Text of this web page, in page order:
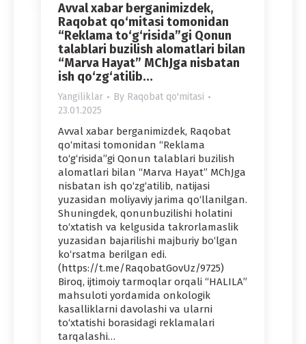
Avval xabar berganimizdek,
Raqobat qo‘mitasi tomonidan
“Reklama to‘g‘risida”gi Qonun
talablari buzilish alomatlari bilan
“Marva Hayat” MChJga nisbatan
ish qo‘zg‘atilib…
Yangiliklar By Raqobat qo'mitasi
23.01.2025
Avval xabar berganimizdek, Raqobat
qo‘mitasi tomonidan “Reklama
to‘g‘risida”gi Qonun talablari buzilish
alomatlari bilan “Marva Hayat” MChJga
nisbatan ish qo‘zg‘atilib, natijasi
yuzasidan moliyaviy jarima qo‘llanilgan.
Shuningdek, qonunbuzilishi holatini
to‘xtatish va kelgusida takrorlamaslik
yuzasidan bajarilishi majburiy bo‘lgan
ko‘rsatma berilgan edi.
(https://t.me/RaqobatGovUz/9725)
Biroq, ijtimoiy tarmoqlar orqali “HALILA”
mahsuloti yordamida onkologik
kasalliklarni davolashi va ularni
to‘xtatishi borasidagi reklamalari
tarqalashi…